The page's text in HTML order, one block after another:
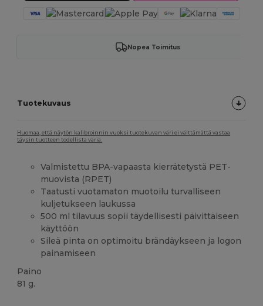
Nopea Toimitus
Tuotekuvaus
Huomaa, että näytön kalibroinnin vuoksi tuotekuvan väri ei välttämättä vastaa
täysin tuotteen todellista väriä.
Valmistettu BPA-vapaasta kierrätetystä PET-
muovista (RPET)
Taatusti vuotamaton muotoilu turvalliseen
kuljetukseen laukussa
500 ml tilavuus sopii täydellisesti päivittäiseen
käyttöön
Sileä pinta on optimoitu brändäykseen ja logon
painamiseen
Paino
81 g.